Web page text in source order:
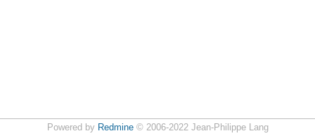
Powered by Redmine© 2006-2022 Jean-Philippe Lang